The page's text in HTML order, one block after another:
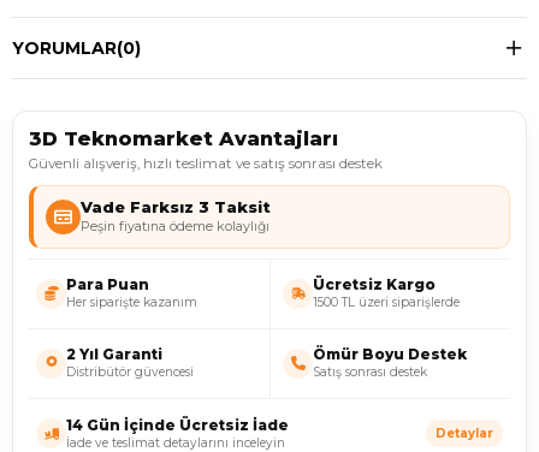
YORUMLAR(0)
3D Teknomarket Avantajları
Güvenli alışveriş, hızlı teslimat ve satış sonrası destek
Vade Farksız 3 Taksit
Peşin fiyatına ödeme kolaylığı
Para Puan
Her siparişte kazanım
Ücretsiz Kargo
1500 TL üzeri siparişlerde
2 Yıl Garanti
Distribütör güvencesi
Ömür Boyu Destek
Satış sonrası destek
14 Gün İçinde Ücretsiz İade
İade ve teslimat detaylarını inceleyin
Detaylar